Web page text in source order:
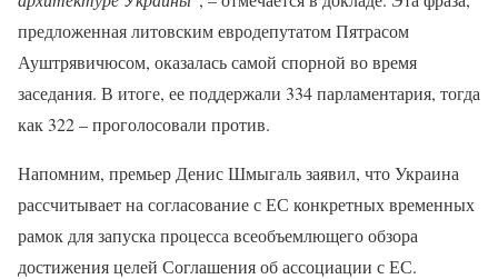
предложенная литовским евродепутатом Пятрасом
Ауштрявичюсом, оказалась самой спорной во время
заседания. В итоге, ее поддержали 334 парламентария, тогда
как 322 – проголосовали против.
Напомним, премьер Денис Шмыгаль заявил, что Украина
рассчитывает на согласование с ЕС конкретных временных
рамок для запуска процесса всеобъемлющего обзора
достижения целей Соглашения об ассоциации с ЕС.